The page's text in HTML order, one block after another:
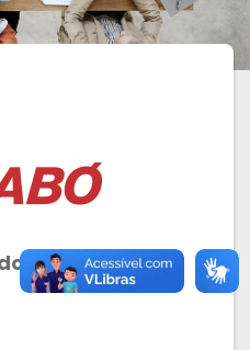
ao Portal